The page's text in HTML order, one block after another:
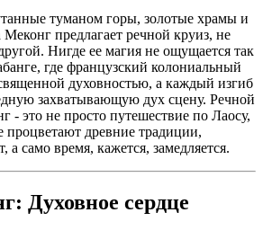
туманом горы, золотые храмы и
предлагает речной круиз, не
Нигде ее магия не ощущается так
где французский колониальный
духовностью, а каждый изгиб
захватывающую дух сцену. Речной
- это не просто путешествие по Лаосу,
процветают древние традиции,
само время, кажется, замедляется.
Духовное сердце